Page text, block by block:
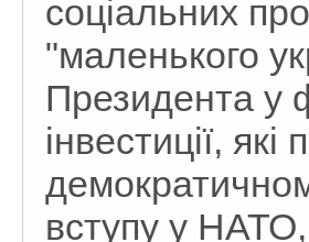
соціальних
"маленького
Президента у
інвестиції,
вступу у НАТО,